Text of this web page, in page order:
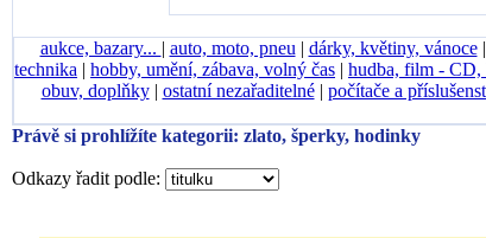
aukce, bazary... | auto, moto, pneu | dárky, květiny, vánoce|
technika | hobby, umění, zábava, volný čas | hudba, film -
obuv, doplňky| ostatní nezařaditelné| počítače a
Právě si prohlížíte kategorii: zlato, šperky, hodinky
Odkazy řadit podle: